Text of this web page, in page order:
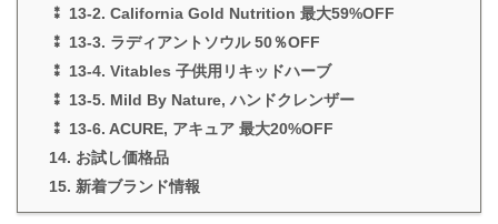
⁑ 13-2. California Gold Nutrition 最大59%OFF
⁑ 13-3. ラディアントソウル 50％OFF
⁑ 13-4. Vitables 子供用リキッドハーブ
⁑ 13-5. Mild By Nature, ハンドクレンザー
⁑ 13-6. ACURE, アキュア 最大20%OFF
14. お試し価格品
15. 新着ブランド情報